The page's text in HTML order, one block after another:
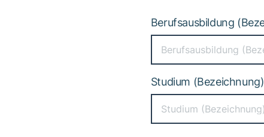
Berufsausbildung
Studium (Bezeichnung)